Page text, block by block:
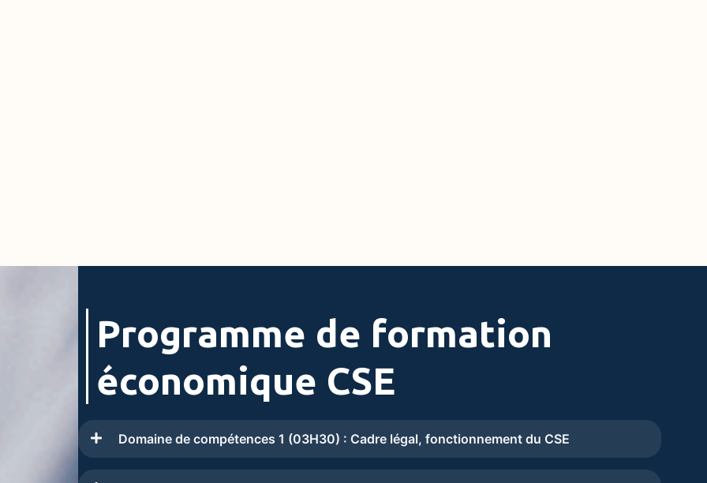
Programme de formation
économique CSE
Domaine de compétences 1 (03H30) : Cadre légal, fonctionnement du CSE